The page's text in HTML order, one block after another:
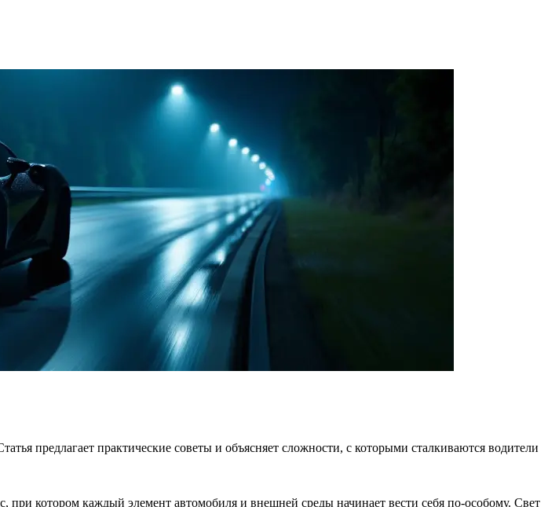
предлагает практические советы и объясняет сложности, с которыми сталкиваются водители
котором каждый элемент автомобиля и внешней среды начинает вести себя по‑особому. Свет